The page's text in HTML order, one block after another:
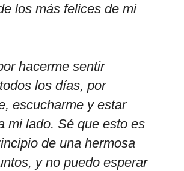
los más felices de mi
hacerme sentir
los días, por
escucharme y estar
mi lado. Sé que esto es
de una hermosa
y no puedo esperar